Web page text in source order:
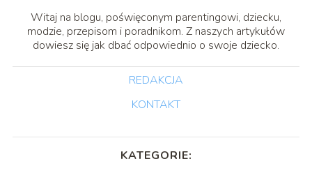
Witaj na blogu, poświęconym parentingowi, dziecku,
modzie, przepisom i poradnikom. Z naszych artykułów
dowiesz się jak dbać odpowiednio o swoje dziecko.
REDAKCJA
KONTAKT
KATEGORIE: